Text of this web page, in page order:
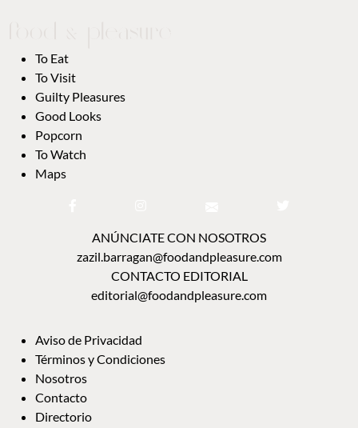
To Eat
To Visit
Guilty Pleasures
Good Looks
Popcorn
To Watch
Maps
ANÚNCIATE CON NOSOTROS
zazil.barragan@foodandpleasure.com
CONTACTO EDITORIAL
editorial@foodandpleasure.com
Aviso de Privacidad
Términos y Condiciones
Nosotros
Contacto
Directorio